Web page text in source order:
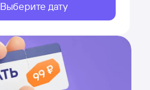
Выберите дату